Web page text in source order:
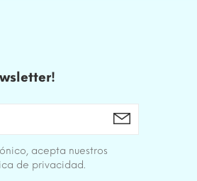
acepta nuestros
de privacidad.